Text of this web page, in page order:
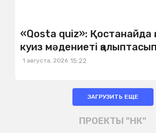
«Qosta quiz»: Қостанайда
куиз мәдениеті
1 августа, 2026 15:22
ЗАГРУЗИТЬ ЕЩЕ
ПРОЕКТЫ "НК"